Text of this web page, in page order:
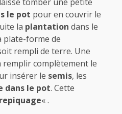
tomber une petite
le pot pour en couvrir le
la plantation dans le
plate-forme de
rempli de terre. Une
complètement le
insérer le semis, les
dans le pot. Cette
repiquage« .